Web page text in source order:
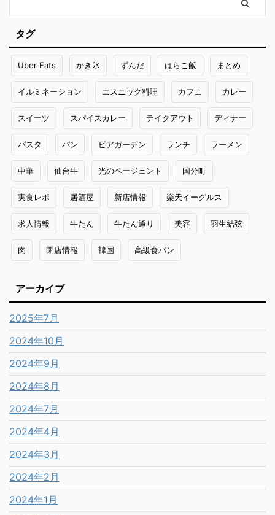
タグ
Uber Eats かき氷 ずんだ はらこ飯 まとめ
イルミネーション エスニック料理 カフェ カレー
スイーツ スパイスカレー テイクアウト ディナー
パスタ パン ビアガーデン ランチ ラーメン
中華 仙台牛 光のページェント 国分町
実食レポ 居酒屋 新店情報 楽天イーグルス
求人情報 牛たん 牛たん通り 美容 羽生結弦
肉 閉店情報 韓国 高級食パン
アーカイブ
2025年7月
2024年10月
2024年9月
2024年8月
2024年7月
2024年4月
2024年3月
2024年2月
2024年1月